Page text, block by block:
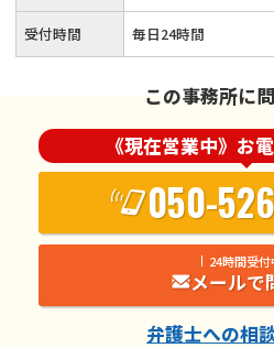
受付時間 毎日24時間
この事務所に
《現在営業中》お
050-
24時間受付
メールで
弁護士への相